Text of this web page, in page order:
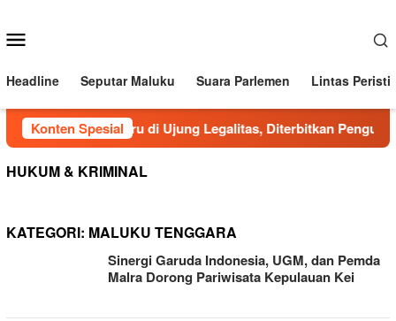
konten
Headline Seputar Maluku Suara Parlemen Lintas
Konten Spesial
SK Plt PSSI Aru di Ujung Legalitas, Diterbitkan Pengurus
HUKUM & KRIMINAL
KATEGORI: MALUKU TENGGARA
Sinergi Garuda Indonesia, UGM, dan Pemda
Malra Dorong Pariwisata Kepulauan Kei